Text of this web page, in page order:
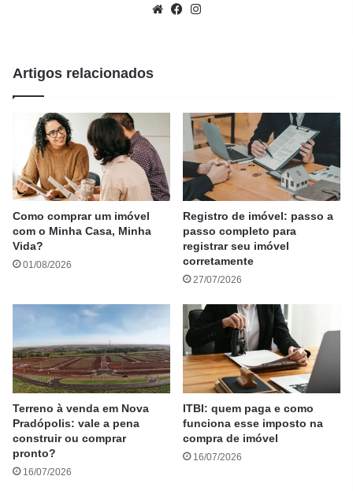
WebsiteFacebook
Artigos relacionados
Como comprar um imóvel
com o Minha Casa, Minha
Vida?
01/08/2026
Registro de imóvel: passo a
passo completo para
registrar seu imóvel
corretamente
27/07/2026
Terreno à venda em Nova
Pradópolis: vale a pena
construir ou comprar
pronto?
16/07/2026
ITBI: quem paga e como
funciona esse imposto na
compra de imóvel
16/07/2026